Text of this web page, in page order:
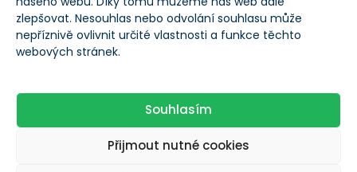
zlepšovat. Nesouhlas nebo odvolání souhlasu může
nepříznivě ovlivnit určité vlastnosti a funkce těchto
webových stránek.
Souhlasím
Přijmout nutné cookies
Obchodní objem
Tržní kapitalizace $56 400